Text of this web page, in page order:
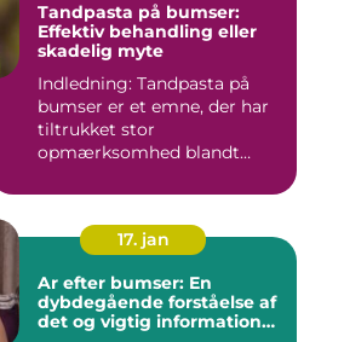
Tandpasta på bumser:
Effektiv behandling eller
skadelig myte
Indledning: Tandpasta på
bumser er et emne, der har
tiltrukket stor
opmærksomhed blandt
17. jan
Ar efter bumser: En
dybdegående forståelse af
det og vigtig information